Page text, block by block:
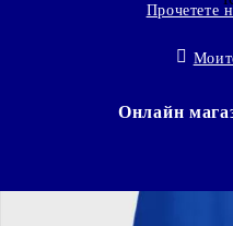
Прочетете
Онлайн